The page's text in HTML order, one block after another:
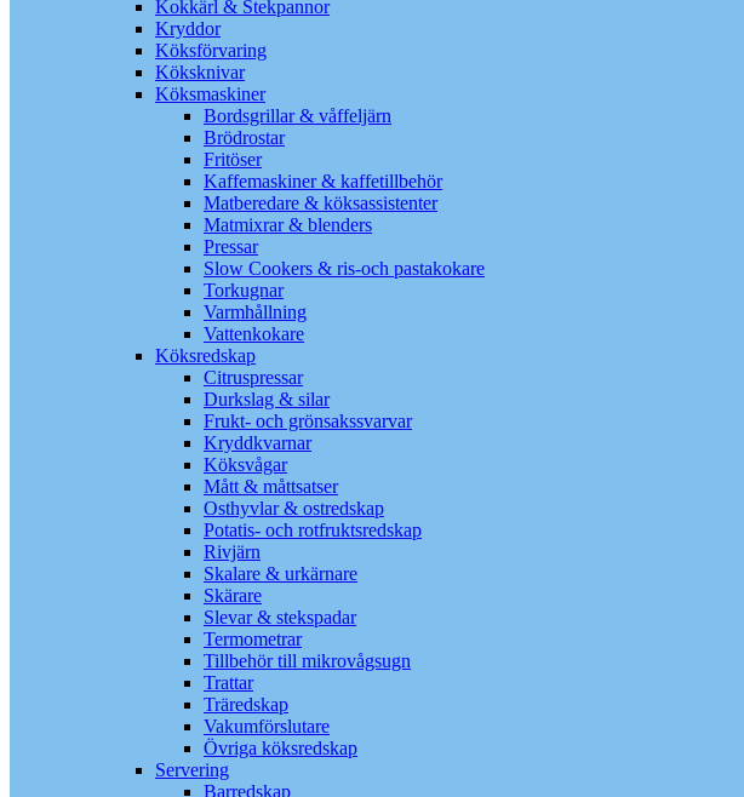
Kokkärl & Stekpannor
Kryddor
Köksförvaring
Köksknivar
Köksmaskiner
Bordsgrillar & våffeljärn
Brödrostar
Fritöser
Kaffemaskiner & kaffetillbehör
Matberedare & köksassistenter
Matmixrar & blenders
Pressar
Slow Cookers & ris-och pastakokare
Torkugnar
Varmhållning
Vattenkokare
Köksredskap
Citruspressar
Durkslag & silar
Frukt- och grönsakssvarvar
Kryddkvarnar
Köksvågar
Mått & måttsatser
Osthyvlar & ostredskap
Potatis- och rotfruktsredskap
Rivjärn
Skalare & urkärnare
Skärare
Slevar & stekspadar
Termometrar
Tillbehör till mikrovågsugn
Trattar
Träredskap
Vakumförslutare
Övriga köksredskap
Servering
Barredskap